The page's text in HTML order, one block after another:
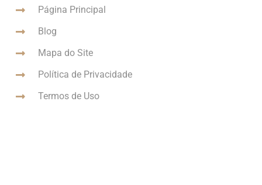
Página Principal
Blog
Mapa do Site
Política de Privacidade
Termos de Uso